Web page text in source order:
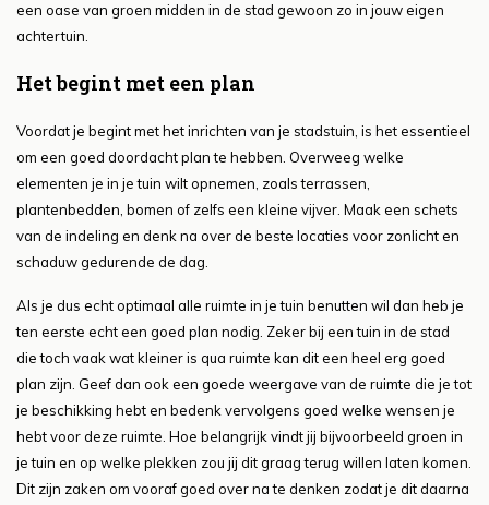
een oase van groen midden in de stad gewoon zo in jouw eigen
achtertuin.
Het begint met een plan
Voordat je begint met het inrichten van je stadstuin, is het essentieel
om een goed doordacht plan te hebben. Overweeg welke
elementen je in je tuin wilt opnemen, zoals terrassen,
plantenbedden, bomen of zelfs een kleine vijver. Maak een schets
van de indeling en denk na over de beste locaties voor zonlicht en
schaduw gedurende de dag.
Als je dus echt optimaal alle ruimte in je tuin benutten wil dan heb je
ten eerste echt een goed plan nodig. Zeker bij een tuin in de stad
die toch vaak wat kleiner is qua ruimte kan dit een heel erg goed
plan zijn. Geef dan ook een goede weergave van de ruimte die je tot
je beschikking hebt en bedenk vervolgens goed welke wensen je
hebt voor deze ruimte. Hoe belangrijk vindt jij bijvoorbeeld groen in
je tuin en op welke plekken zou jij dit graag terug willen laten komen.
Dit zijn zaken om vooraf goed over na te denken zodat je dit daarna